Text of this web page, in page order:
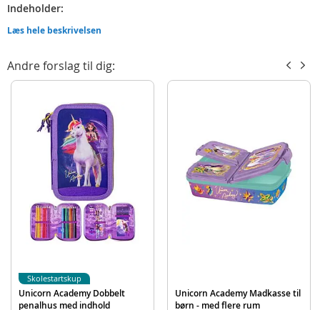
Indeholder:
Unicorn Academy Drikkedunk til børn - med sugerør 410 ml
Volum: 410 ml
Produktdetaljer
Unicorn Academy
Læs hele beskrivelsen
Andre forslag til dig:
Unicorn Academy Dobbelt
penalhus med indhold
Skolestartskup
Unicorn Academy Madkasse til
børn - med flere rum